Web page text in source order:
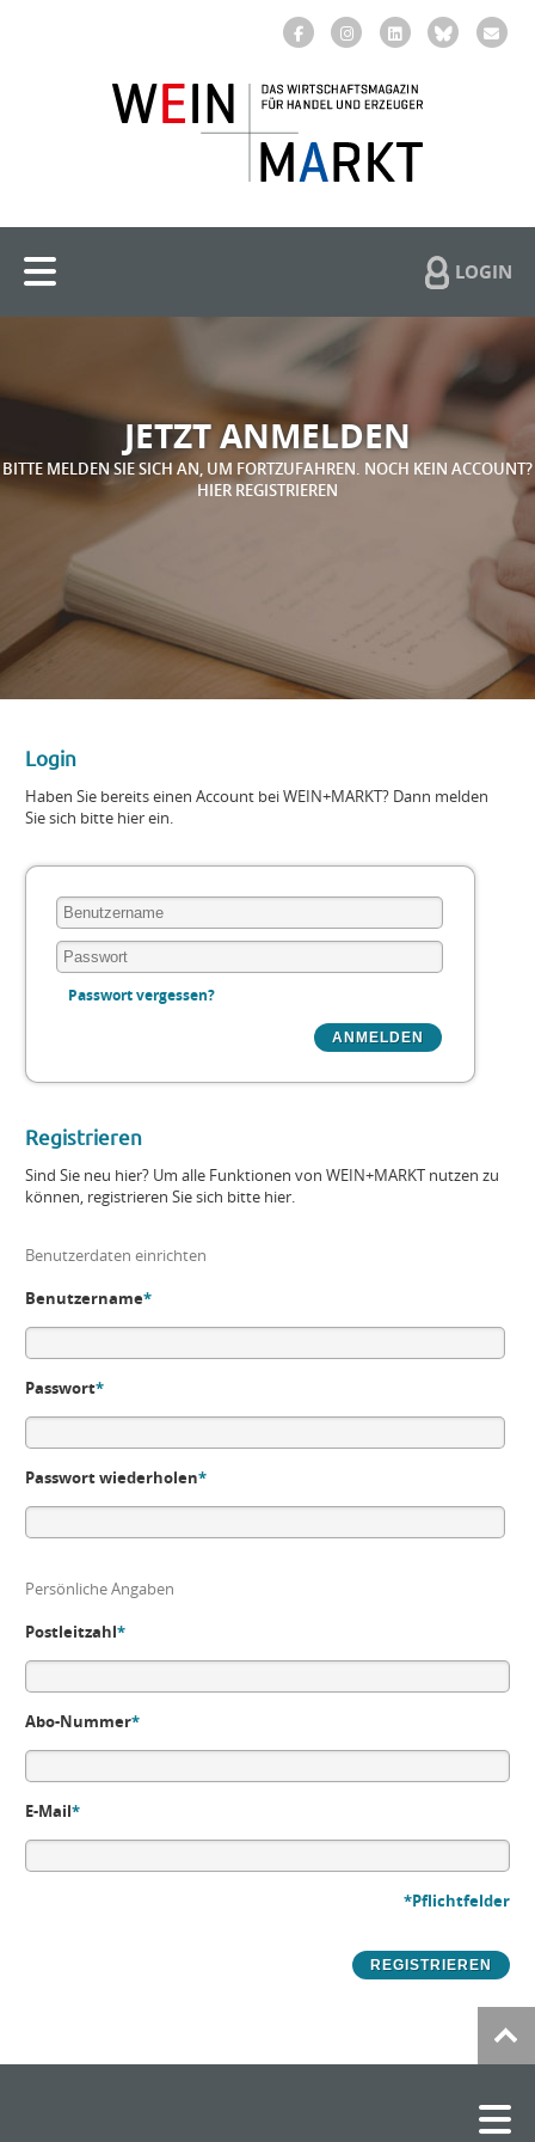
LOGIN
JETZT ANMELDEN
BITTE MELDEN SIE SICH AN, UM FORTZUFAHREN. NOCH KEIN ACCOUNT?
HIER REGISTRIEREN
Login
Haben Sie bereits einen Account bei WEIN+MARKT? Dann melden
Sie sich bitte hier ein.
Passwort vergessen?
Registrieren
Sind Sie neu hier? Um alle Funktionen von WEIN+MARKT nutzen zu
können, registrieren Sie sich bitte hier.
Benutzerdaten einrichten
Benutzername*
Passwort*
Passwort wiederholen*
Persönliche Angaben
Postleitzahl*
Abo-Nummer*
E-Mail*
*Pflichtfelder